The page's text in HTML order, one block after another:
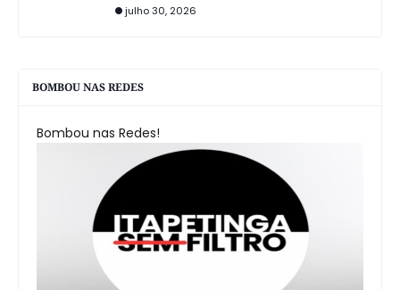
julho 30, 2026
BOMBOU NAS REDES
Bombou nas Redes!